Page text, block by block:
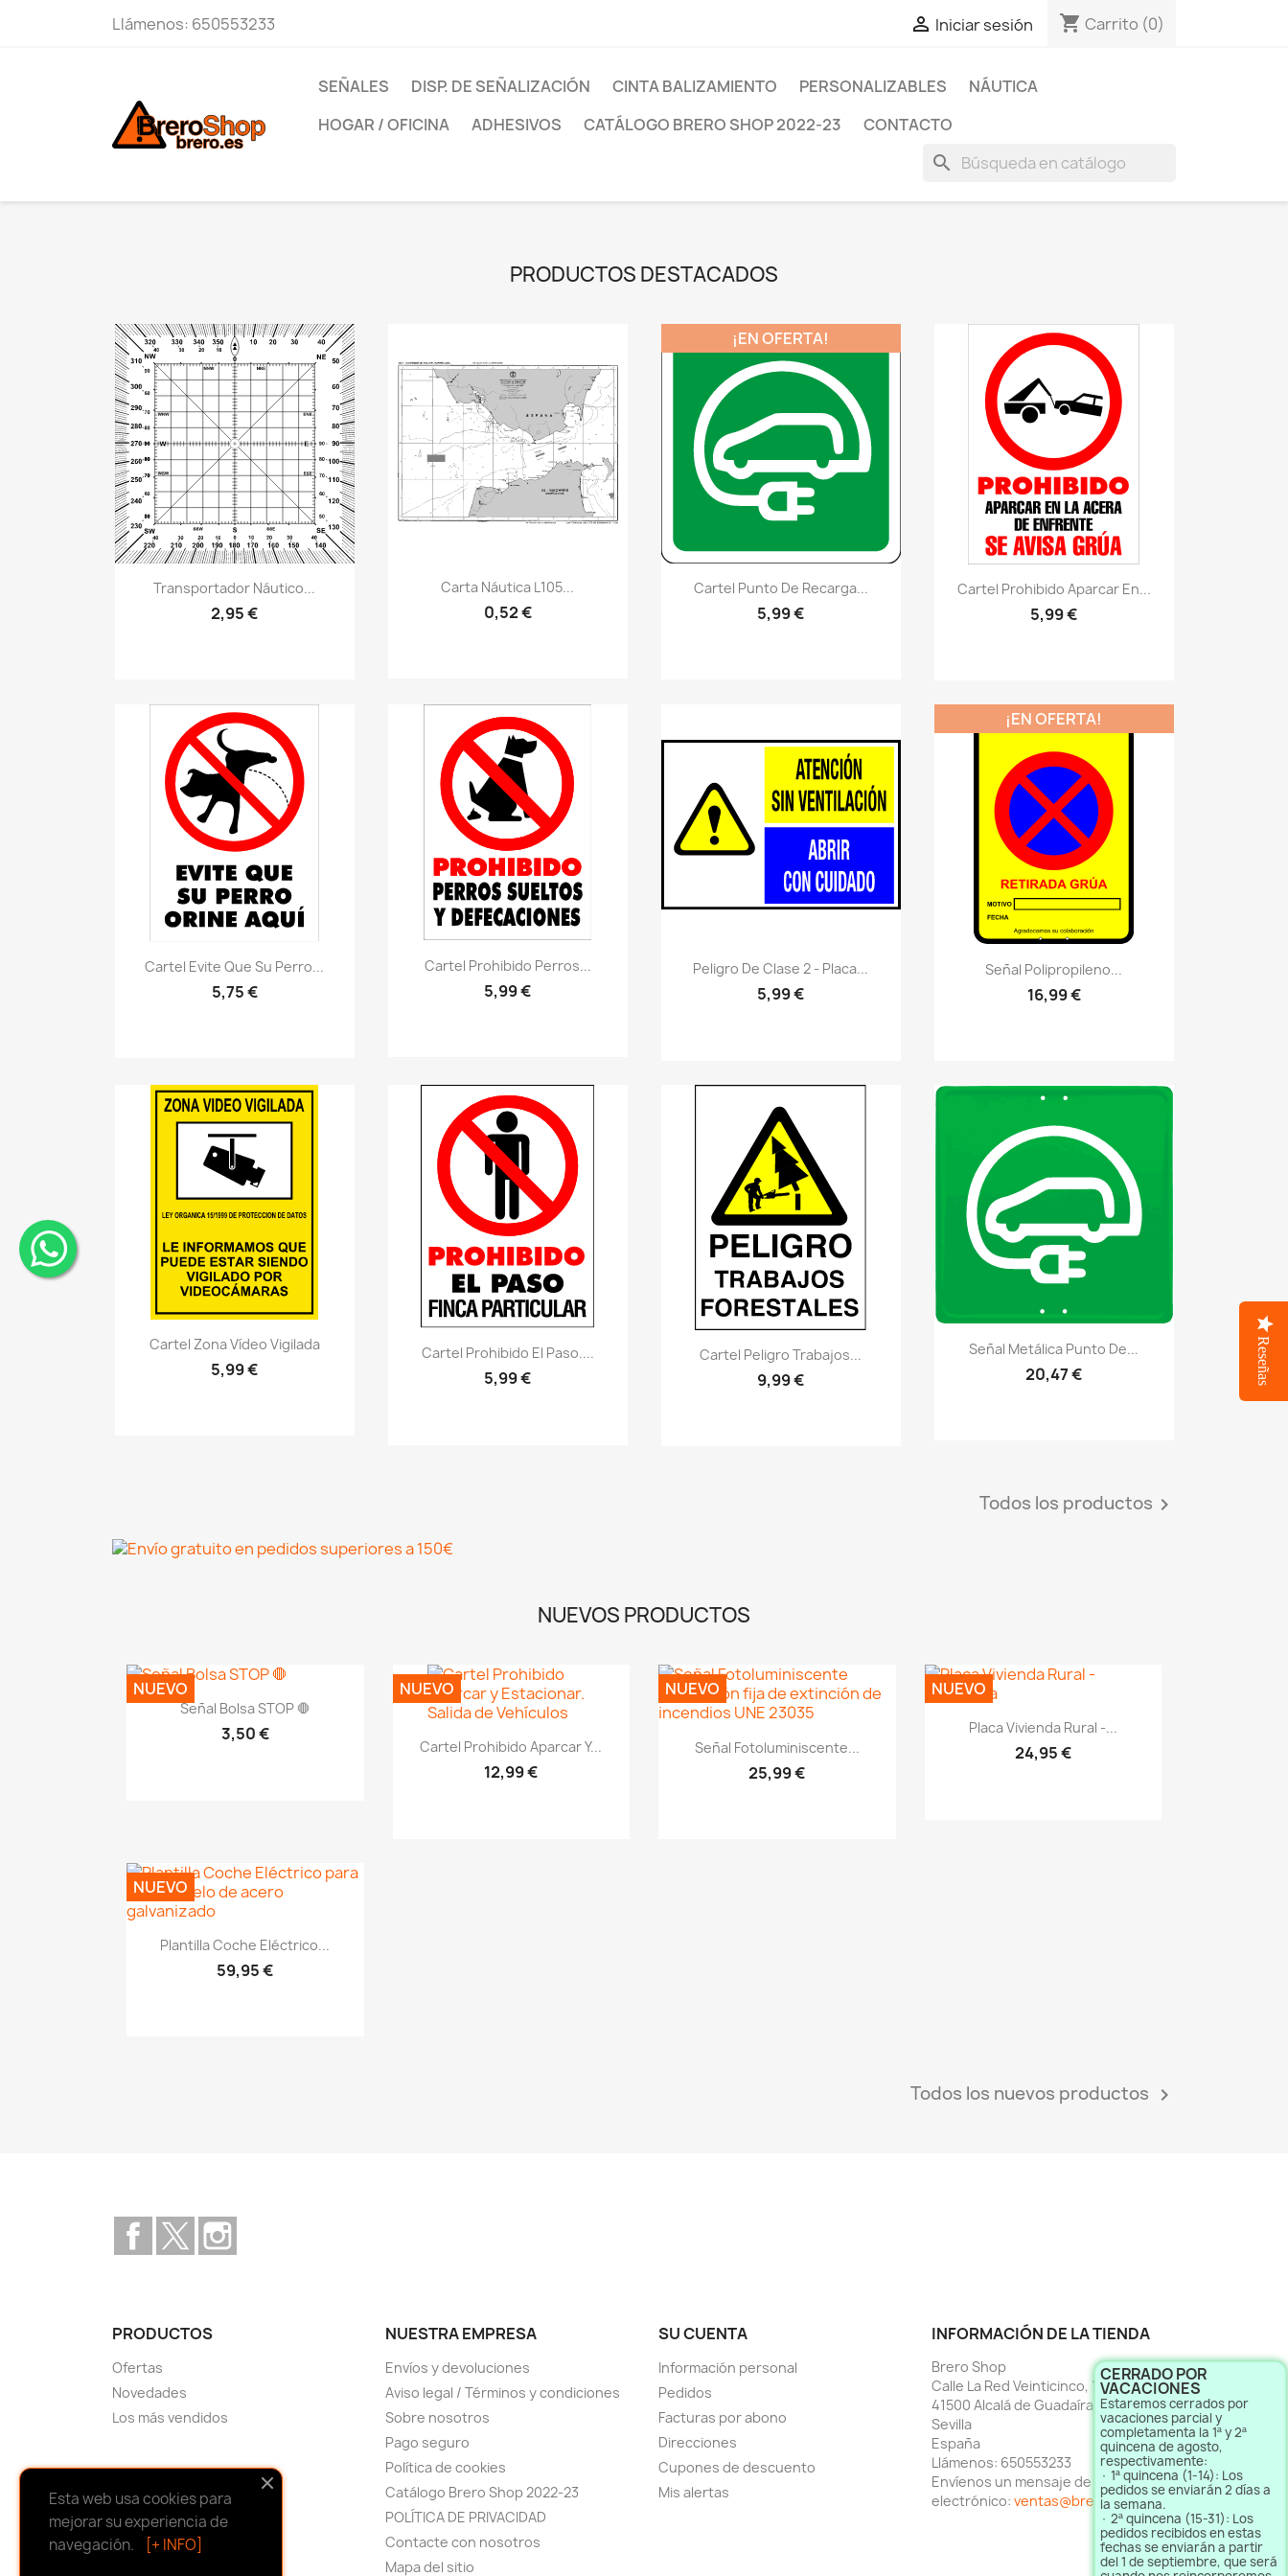
Llámenos: 650553233  Iniciar sesión shopping_cart Carrito (0)
SEÑALES DISP. DE SEÑALIZACIÓN CINTA BALIZAMIENTO PERSONALIZABLES
NÁUTICA
HOGAR / OFICINA
ADHESIVOS CATÁLOGO BRERO SHOP 2022-23 CONTACTO
search
PRODUCTOS DESTACADOS
visibilityVistazo rápido
Transportador Náutico...
2,95 €
visibilityVistazo rápido
Carta Náutica L105...
0,52 €
visibility Vistazo rápido
Cartel Punto De Recarga...
5,99 €
¡EN OFERTA!
visibilityVistazo rápido
Cartel Prohibido Aparcar En...
5,99 €
visibilityVistazo rápido
Cartel Evite Que Su Perro...
5,75 €
visibilityVistazo rápido
Cartel Prohibido Perros...
5,99 €
visibilityVistazo rápido
Peligro De Clase 2 - Placa...
5,99 €
visibilityVistazo rápido
Señal Polipropileno...
16,99 €
¡EN OFERTA!
visibility Vistazo rápido
Cartel Zona Vídeo Vigilada
5,99 €
visibility Vistazo rápido
Cartel Prohibido El Paso....
5,99 €
visibilityVistazo rápido
Cartel Peligro Trabajos...
9,99 €
visibilityVistazo rápido
Señal Metálica Punto De...
20,47 €
Todos los productos 
NUEVOS PRODUCTOS
visibilityVistazo rápido
Señal Bolsa STOP 🛑
3,50 €
NUEVO
visibilityVistazo rápido
Cartel Prohibido Aparcar Y...
12,99 €
NUEVO
visibility Vistazo rápido
Señal Fotoluminiscente...
25,99 €
NUEVO
visibilityVistazo rápido
Placa Vivienda Rural -...
24,95 €
NUEVO
visibilityVistazo rápido
Plantilla Coche Eléctrico...
59,95 €
NUEVO
Todos los nuevos productos keyboard_arrow_right
Facebook
Twitter
CERRADO POR
VACACIONES
Estaremos cerrados por
vacaciones parcial y
completamenta la 1ª y 2ª
quincena de agosto,
respectivamente:
· 1ª quincena (1-14): Los
pedidos se enviarán 2 días a
la semana.
· 2ª quincena (15-31): Los
pedidos recibidos en estas
fechas se enviarán a partir
del 1 de septiembre, que será
PRODUCTOS
Ofertas
Novedades
Los más vendidos
NUESTRA EMPRESA
Envíos y devoluciones
Aviso legal / Términos y condiciones
Sobre nosotros
Pago seguro
Política de cookies
Catálogo Brero Shop 2022-23
POLÍTICA DE PRIVACIDAD
Contacte con nosotros
Mapa del sitio
SU CUENTA
Información personal
Pedidos
Facturas por abono
Direcciones
Cupones de descuento
Mis alertas
INFORMACIÓN DE LA TIENDA
Brero Shop
Calle La Red Veinticinco, 1
41500 Alcalá de Guadaíra
Sevilla
España
Llámenos: 650553233
Envíenos un mensaje de correo
electrónico: ventas@brero.es
¨
Esta web usa cookies para
mejorar su experiencia de
navegación.
[+ INFO]
Reseñas